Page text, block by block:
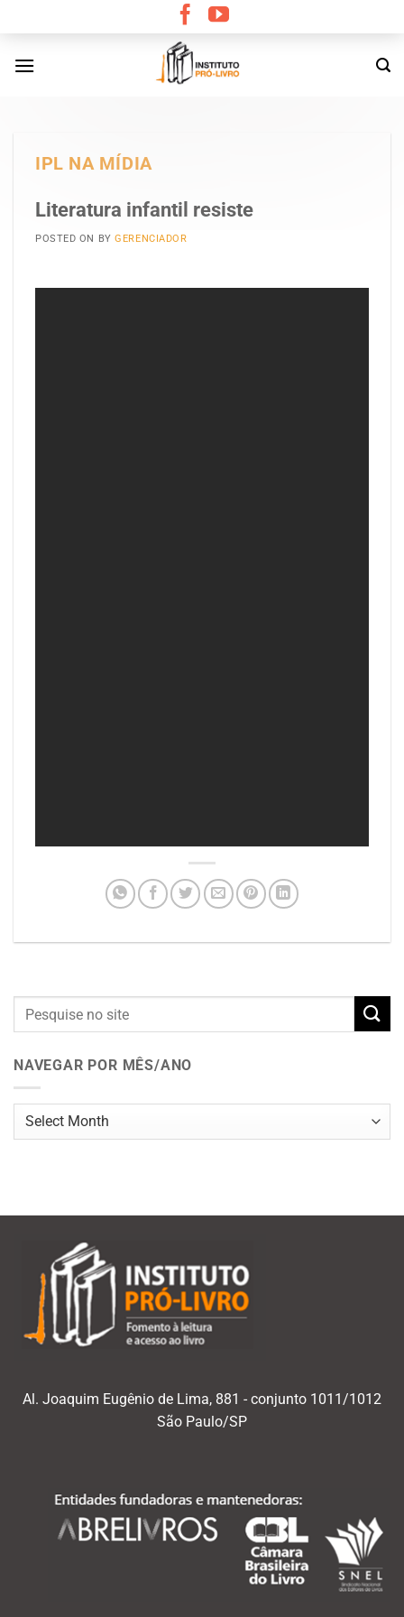
content
IPL NA MÍDIA
Literatura infantil resiste
POSTED ON BYGERENCIADOR
NAVEGAR POR MÊS/ANO
Navegar
Al. Joaquim Eugênio de Lima, 881 - conjunto 1011/1012
São Paulo/SP